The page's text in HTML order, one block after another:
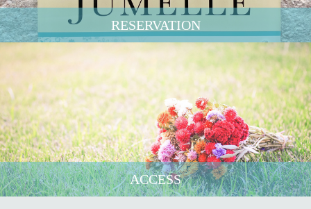
RESERVATION
ACCESS